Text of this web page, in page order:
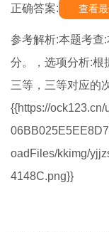
正确答案: 查看
参考解析:本题考查
分。，选项分析:根
三等，三等对应的
{{https://
oadFiles/kkimg/
4148C.png}}